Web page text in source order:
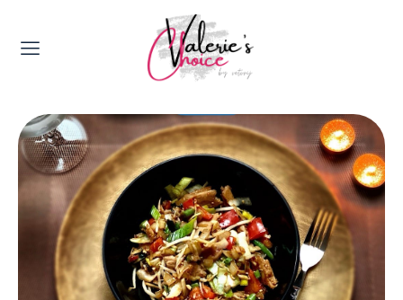
Valerie's Topics
Travel & Culture
Food & Drinks
Happyness & Opmerkelijk
Lifestyle, Sport & Duurzaamheid
Gadgets & Tech
Top 5 van Valerie
Health & Beauty